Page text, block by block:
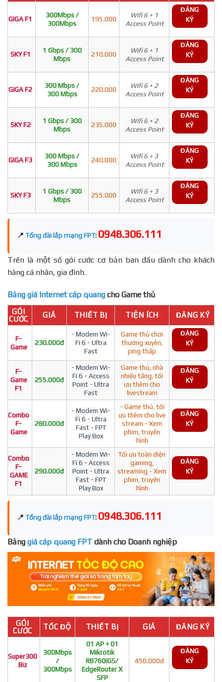
GIGA F1
300Mbps /
300Mbps
195.000
Wifi 6 + 1
Access Point
ĐĂNG
KÝ
SKY F1
1 Gbps / 300
Mbps
210.000
Wifi 6 + 1
Access Point
ĐĂNG
KÝ
GIGA F2
300 Mbps /
300 Mbps
220.000
Wifi 6 + 2
Access Point
ĐĂNG
KÝ
SKY F2
1 Gbps / 300
Mbps
235.000
Wifi 6 + 2
Access Point
ĐĂNG
KÝ
GIGA F3
300 Mbps /
300 Mbps
240.000
Wifi 6 + 3
Access Point
ĐĂNG
KÝ
SKY F3
1 Gbps / 300
Mbps
255.000
Wifi 6 + 3
Access Point
ĐĂNG
KÝ
📍 Tổng đài lắp mạng FPT: 0948.306.111
Trên là một số gói cước cơ bản ban đầu dành cho khách
hàng cá nhân, gia đình.
Bảng giá Internet cáp quang cho Game thủ
GÓI
CƯỚC
GIÁ THIẾT BỊ TIỆN ÍCH ĐĂNG KÝ
F-
Game
230.000đ
- Modem Wi-
Fi 6 - Ultra
Fast
Game thủ chơi
thường xuyên,
ping thấp
ĐĂNG
KÝ
F-
Game
F1
255.000đ
- Modem Wi-
Fi 6 - Access
Point - Ultra
Fast
Game thủ, nhà
nhiều tầng, tối
ưu thêm cho
livestream
ĐĂNG
KÝ
Combo
F-
Game
280.000đ
- Modem Wi-
Fi 6 - Ultra
Fast - FPT
Play Box
- Game thủ, tối
ưu thêm cho live
stream - Xem
phim, truyền
hình
ĐĂNG
KÝ
Combo
F-
GAME
F1
290.000đ
- Modem Wi-
Fi 6 - Access
Point - Ultra
Fast - FPT
Play Box
Tối ưu toàn diện
gaming,
streaming - Xem
phim, truyền
hình
ĐĂNG
KÝ
📍 Tổng đài lắp mạng FPT: 0948.306.111
Bảng giá cáp quang FPT dành cho Doanh nghiệp
GÓI
CƯỚC
TỐC ĐỘ THIẾT BỊ GIÁ ĐĂNG KÝ
Super300
Biz
300Mbps
/
300Mbps
01 AP + 01
Mikrotik
RB760iGS/
EdgeRouter X
SFP
450.000đ
ĐĂNG
KÝ